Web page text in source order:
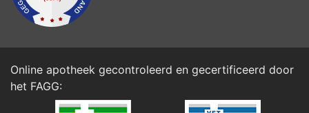
Online apotheek gecontroleerd en gecertificeerd door
het FAGG: